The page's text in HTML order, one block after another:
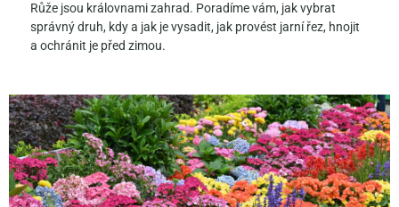
Růže jsou královnami zahrad. Poradíme vám, jak vybrat
správný druh, kdy a jak je vysadit, jak provést jarní řez, hnojit
a ochránit je před zimou.